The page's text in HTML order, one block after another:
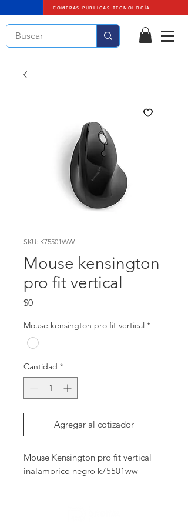
COMPRAS PÚBLICAS TECNOLOGÍA
SKU: K75501WW
Mouse kensington
pro fit vertical
$0Precio
Mouse kensington pro fit vertical *
Cantidad *
Agregar al cotizador
Mouse Kensington pro fit vertical
inalambrico negro k75501ww